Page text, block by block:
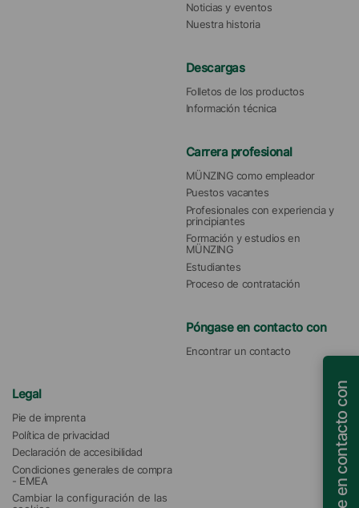
Noticias y eventos
Nuestra historia
Descargas
Folletos de los productos
Información técnica
Carrera profesional
MÜNZING como empleador
Puestos vacantes
Profesionales con experiencia y
principiantes
Formación y estudios en
MÜNZING
Estudiantes
Proceso de contratación
Póngase en contacto con
Encontrar un contacto
Legal
Pie de imprenta
Política de privacidad
Declaración de accesibilidad
Condiciones generales de compra
- EMEA
Cambiar la configuración de las